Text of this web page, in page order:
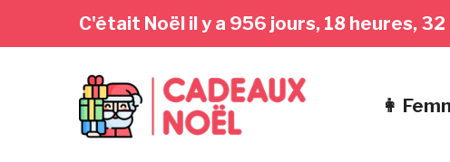
navigation
C'était Noël il y a 956 jours, 18 heures,
👩